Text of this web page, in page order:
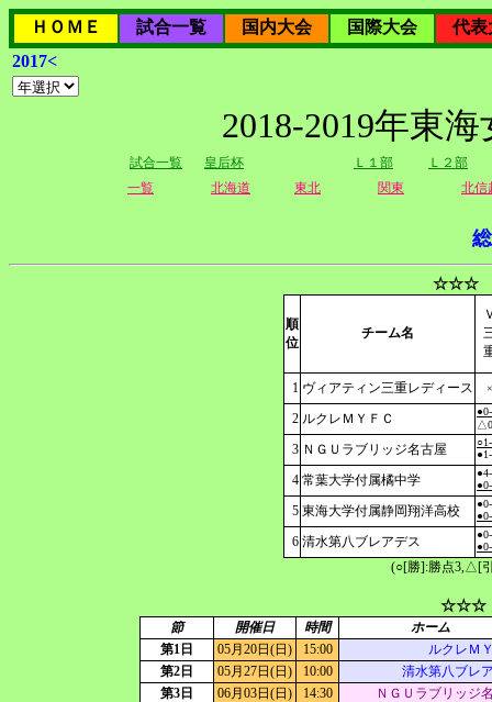
ＨＯＭＥ 試合一覧 国内大会 国際大会
代表
2017<
2018-2019年東
試合一覧 皇后杯 Ｌ１部
Ｌ２部
一覧
北海道 東北 関東 北信
☆☆☆
順
位
チーム名
1 ヴィアティン三重レディース ×
2 ルクレＭＹＦＣ
3 ＮＧＵラブリッジ名古屋
4 常葉大学付属橘中学
5 東海大学付属静岡翔洋高校
6 清水第八ブレアデス
(○[勝]:勝点3,△[
☆☆☆
節 開催日 時間
ホーム
第1日
05月20日(日) 15:00
ルクレＭ
第2日
05月27日(日) 10:00
清水第八ブレ
第3日
06月03日(日) 14:30
ＮＧＵラブリッジ